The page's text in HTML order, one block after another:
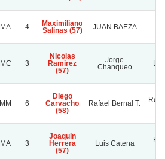
MA 4
Maximiliano
Salinas (57)
JUAN BAEZA
MC 3
Nicolas
Ramirez
(57)
Jorge
Chanqueo
MM 6
Diego
Carvacho
(58)
Rafael Bernal T.
MA 3
Joaquin
Herrera
(57)
Luis Catena